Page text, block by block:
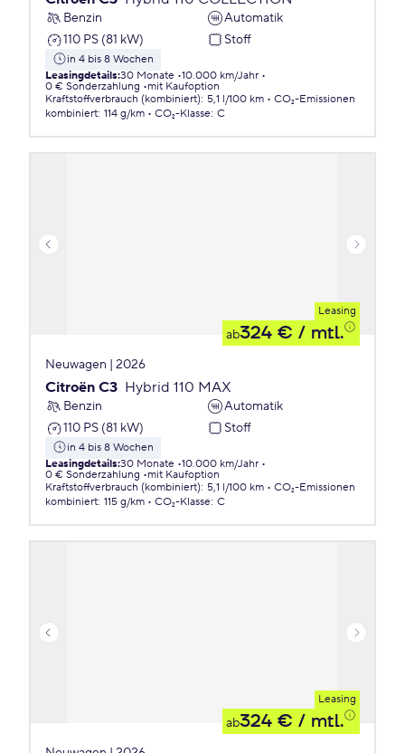
Benzin
Automatik
110 PS (81 kW)
Stoff
in 4 bis 8 Wochen
Leasingdetails:30 Monate 10.000 km/Jahr
0 € Sonderzahlung
mit Kaufoption
Kraftstoffverbrauch (kombiniert): 5,1 l/100 km
CO₂-Emissionen
kombiniert: 114 g/km CO₂-Klasse: C
Leasing
ab324 € / mtl.
Neuwagen | 2026
Citroën C3 Hybrid 110 MAX
Benzin
Automatik
110 PS (81 kW)
Stoff
in 4 bis 8 Wochen
Leasingdetails:30 Monate 10.000 km/Jahr
0 € Sonderzahlung
mit Kaufoption
Kraftstoffverbrauch (kombiniert): 5,1 l/100 km
CO₂-Emissionen
kombiniert: 115 g/km CO₂-Klasse: C
Leasing
ab324 € / mtl.